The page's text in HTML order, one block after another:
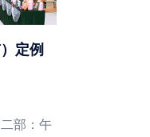
定例
部：午